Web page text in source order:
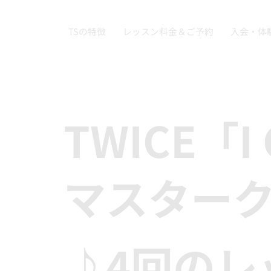
TSの特徴 レッスン料金＆ご予約 入会・体
TWICE「I
マスター